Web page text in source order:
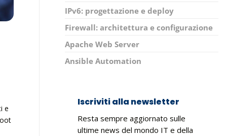
e
IPv6: progettazione e deploy
Firewall: architettura e configurazione
Apache Web Server
Ansible Automation
Iscriviti alla newsletter
Resta sempre aggiornato sulle
ultime news del mondo IT e della